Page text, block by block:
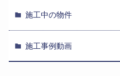
施工中の物件
施工事例動画